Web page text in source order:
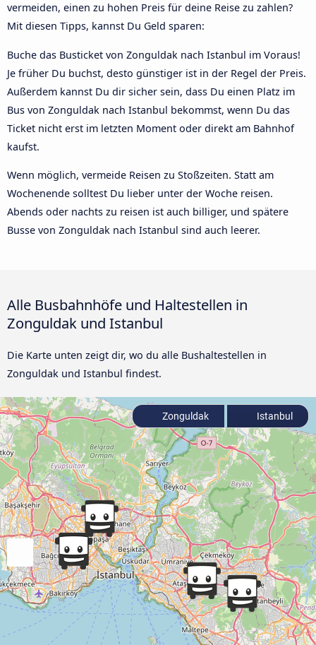
vermeiden, einen zu hohen Preis für deine Reise zu zahlen?
Mit diesen Tipps, kannst Du Geld sparen:
Buche das Busticket von Zonguldak nach Istanbul im Voraus!
Je früher Du buchst, desto günstiger ist in der Regel der Preis.
Außerdem kannst Du dir sicher sein, dass Du einen Platz im
Bus von Zonguldak nach Istanbul bekommst, wenn Du das
Ticket nicht erst im letzten Moment oder direkt am Bahnhof
kaufst.
Wenn möglich, vermeide Reisen zu Stoßzeiten. Statt am
Wochenende solltest Du lieber unter der Woche reisen.
Abends oder nachts zu reisen ist auch billiger, und spätere
Busse von Zonguldak nach Istanbul sind auch leerer.
Alle Busbahnhöfe und Haltestellen in
Zonguldak und Istanbul
Die Karte unten zeigt dir, wo du alle Bushaltestellen in
Zonguldak und Istanbul findest.
Zonguldak Istanbul